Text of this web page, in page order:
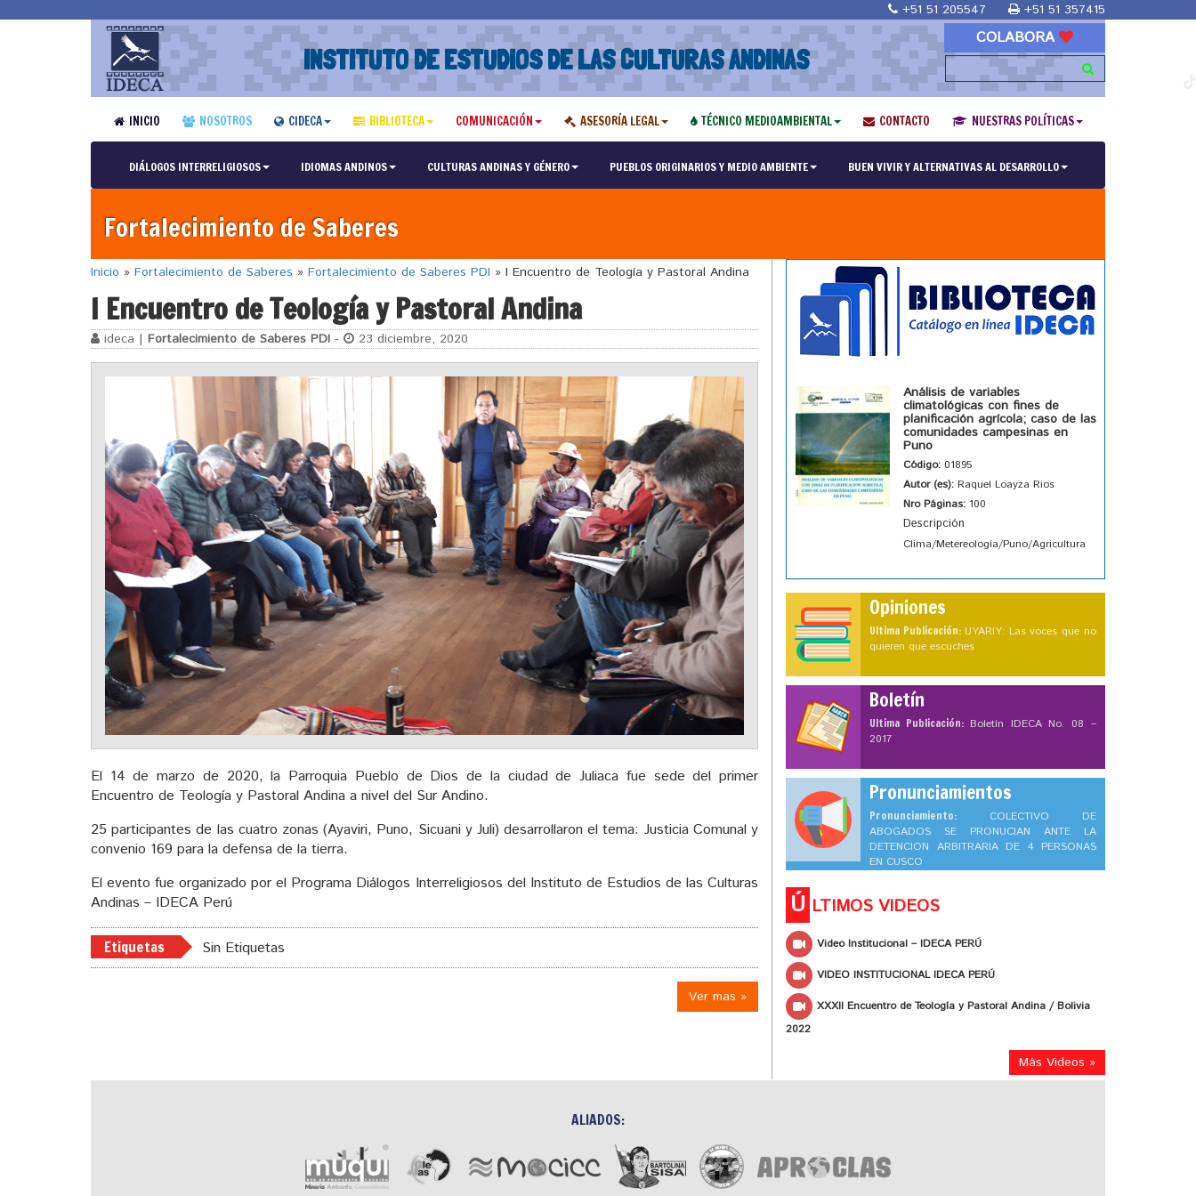
+51 51 205547 +51 51 357415
INSTITUTO DE ESTUDIOS DE LAS CULTURAS ANDINAS
COLABORA
INICIO NOSOTROS CIDECA BIBLIOTECA COMUNICACIÓN ASESORÍA LEGAL TÉCNICO MEDIOAMBIENTAL CONTACTO NUESTRAS POLÍTICAS
DIÁLOGOS INTERRELIGIOSOS IDIOMAS ANDINOS CULTURAS ANDINAS Y GÉNERO PUEBLOS ORIGINARIOS Y MEDIO AMBIENTE BUEN VIVIR Y ALTERNATIVAS AL DESARROLLO
Fortalecimiento de Saberes
Inicio » Fortalecimiento de Saberes » Fortalecimiento de Saberes PDI » I Encuentro de Teología y Pastoral Andina
I Encuentro de Teología y Pastoral Andina
ideca | Fortalecimiento de Saberes PDI - 23 diciembre, 2020
El 14 de marzo de 2020, la Parroquia Pueblo de Dios de la ciudad de Juliaca fue sede del primer
Encuentro de Teología y Pastoral Andina a nivel del Sur Andino.
25 participantes de las cuatro zonas (Ayaviri, Puno, Sicuani y Juli) desarrollaron el tema: Justicia Comunal y
convenio 169 para la defensa de la tierra.
El evento fue organizado por el Programa Diálogos Interreligiosos del Instituto de Estudios de las Culturas
Andinas – IDECA Perú
Etiquetas Sin Etiquetas
Ver mas »
Análisis de variables
climatológicas con fines de
planificación agrícola; caso de las
comunidades campesinas en
Puno
Código: 01895
Autor (es): Raquel Loayza Rios
Nro Páginas: 100
Descripción
Clima/Metereología/Puno/Agricultura
Opiniones
Ultima Publicación: UYARIY: Las voces que no
quieren que escuches
Boletín
Ultima Publicación: Boletín IDECA No. 08 –
2017
Pronunciamientos
Pronunciamiento: COLECTIVO DE
ABOGADOS SE PRONUCIAN ANTE LA
DETENCION ARBITRARIA DE 4 PERSONAS
EN CUSCO
Ú LTIMOS VIDEOS
Video Institucional – IDECA PERÚ
VIDEO INSTITUCIONAL IDECA PERÚ
XXXII Encuentro de Teología y Pastoral Andina / Bolivia
2022
Más Videos »
ALIADOS: